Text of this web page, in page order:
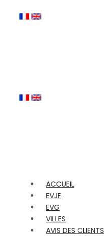
ACCUEIL
EVJF
EVG
VILLES
AVIS DES CLIENTS